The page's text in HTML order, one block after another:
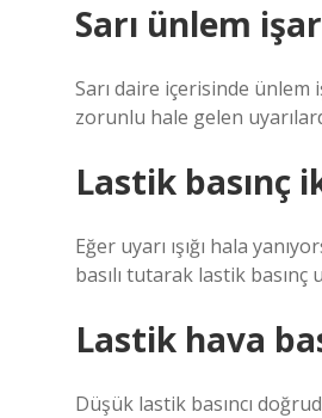
Sarı ünlem
Sarı daire içerisinde ünlem
zorunlu hale gelen
Lastik basınç
Eğer uyarı ışığı hala
basılı tutarak lastik basınç
Lastik hava
Düşük lastik basıncı